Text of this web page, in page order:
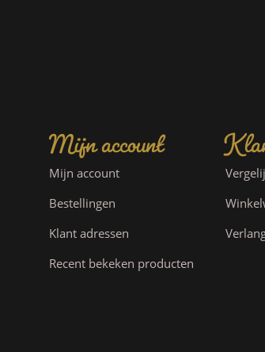
Mijn account
Mijn account
Bestellingen
Klant adressen
Recent bekeken producten